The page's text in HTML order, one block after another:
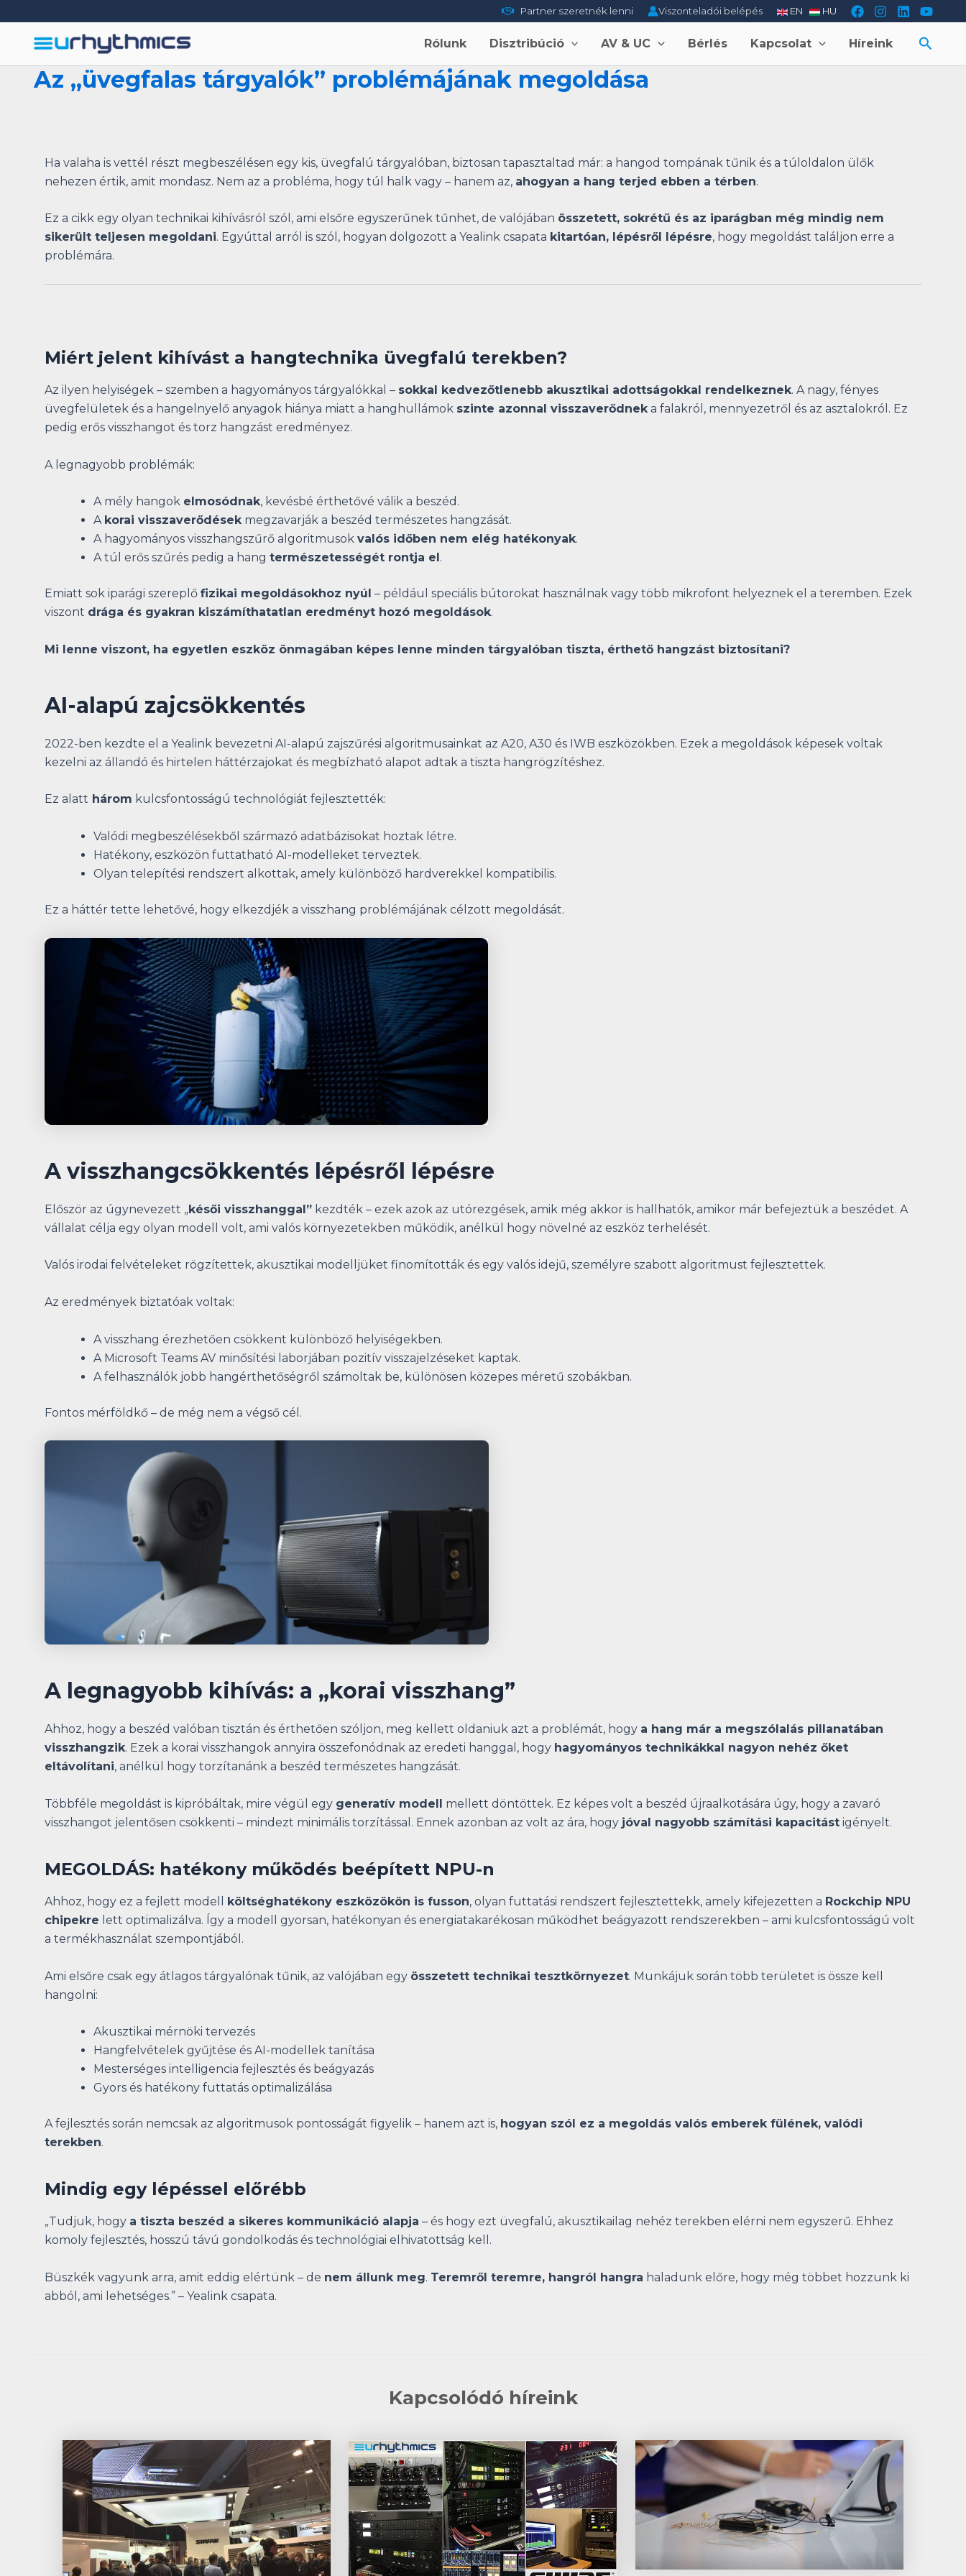
to
content
Partner szeretnék lenni Viszonteladói belépés EN HU
Rólunk Disztribúció AV & UC Bérlés Kapcsolat Híreink Search
Az „üvegfalas tárgyalók” problémájának megoldása
Ha valaha is vettél részt megbeszélésen egy kis, üvegfalú tárgyalóban, biztosan tapasztaltad már: a hangod tompának tűnik és a túloldalon ülők
nehezen értik, amit mondasz. Nem az a probléma, hogy túl halk vagy – hanem az, ahogyan a hang terjed ebben a térben.
Ez a cikk egy olyan technikai kihívásról szól, ami elsőre egyszerűnek tűnhet, de valójában összetett, sokrétű és az iparágban még mindig nem
sikerült teljesen megoldani. Egyúttal arról is szól, hogyan dolgozott a Yealink csapata kitartóan, lépésről lépésre, hogy megoldást találjon erre a
problémára.
Miért jelent kihívást a hangtechnika üvegfalú terekben?
Az ilyen helyiségek – szemben a hagyományos tárgyalókkal – sokkal kedvezőtlenebb akusztikai adottságokkal rendelkeznek. A nagy, fényes
üvegfelületek és a hangelnyelő anyagok hiánya miatt a hanghullámok szinte azonnal visszaverődneka falakról, mennyezetről és az asztalokról. Ez
pedig erős visszhangot és torz hangzást eredményez.
A legnagyobb problémák:
A mély hangok elmosódnak, kevésbé érthetővé válik a beszéd.
A korai visszaverődésekmegzavarják a beszéd természetes hangzását.
A hagyományos visszhangszűrő algoritmusok valós időben nem elég hatékonyak.
A túl erős szűrés pedig a hang természetességét rontja el .
Emiatt sok iparági szereplő fizikai megoldásokhoz nyúl – például speciális bútorokat használnak vagy több mikrofont helyeznek el a teremben. Ezek
viszont drága és gyakran kiszámíthatatlan eredményt hozó megoldások.
Mi lenne viszont, ha egyetlen eszköz önmagában képes lenne minden tárgyalóban tiszta, érthető hangzást biztosítani?
AI-alapú zajcsökkentés
2022-ben kezdte el a Yealink bevezetni AI-alapú zajszűrési algoritmusainkat az A20, A30 és IWB eszközökben. Ezek a megoldások képesek voltak
kezelni az állandó és hirtelen háttérzajokat és megbízható alapot adtak a tiszta hangrögzítéshez.
Ez alatt három kulcsfontosságú technológiát fejlesztették:
Valódi megbeszélésekből származó adatbázisokat hoztak létre.
Hatékony, eszközön futtatható AI-modelleket terveztek.
Olyan telepítési rendszert alkottak, amely különböző hardverekkel kompatibilis.
Ez a háttér tette lehetővé, hogy elkezdjék a visszhang problémájának célzott megoldását.
A visszhangcsökkentés lépésről lépésre
Először az úgynevezett „késői visszhanggal”kezdték – ezek azok az utórezgések, amik még akkor is hallhatók, amikor már befejeztük a beszédet. A
vállalat célja egy olyan modell volt, ami valós környezetekben működik, anélkül hogy növelné az eszköz terhelését.
Valós irodai felvételeket rögzítettek, akusztikai modelljüket finomították és egy valós idejű, személyre szabott algoritmust fejlesztettek.
Az eredmények biztatóak voltak:
A visszhang érezhetően csökkent különböző helyiségekben.
A Microsoft Teams AV minősítési laborjában pozitív visszajelzéseket kaptak.
A felhasználók jobb hangérthetőségről számoltak be, különösen közepes méretű szobákban.
Fontos mérföldkő – de még nem a végső cél.
A legnagyobb kihívás: a „korai visszhang”
Ahhoz, hogy a beszéd valóban tisztán és érthetően szóljon, meg kellett oldaniuk azt a problémát, hogy a hang már a megszólalás pillanatában
visszhangzik. Ezek a korai visszhangok annyira összefonódnak az eredeti hanggal, hogy hagyományos technikákkal nagyon nehéz őket
eltávolítani, anélkül hogy torzítanánk a beszéd természetes hangzását.
Többféle megoldást is kipróbáltak, mire végül egy generatív modell mellett döntöttek. Ez képes volt a beszéd újraalkotására úgy, hogy a zavaró
visszhangot jelentősen csökkenti – mindezt minimális torzítással. Ennek azonban az volt az ára, hogy jóval nagyobb számítási kapacitástigényelt.
MEGOLDÁS: hatékony működés beépített NPU-n
Ahhoz, hogy ez a fejlett modell költséghatékony eszközökön is fusson, olyan futtatási rendszert fejlesztettekk, amely kifejezetten a Rockchip NPU
chipekre lett optimalizálva. Így a modell gyorsan, hatékonyan és energiatakarékosan működhet beágyazott rendszerekben – ami kulcsfontosságú volt
a termékhasználat szempontjából.
Ami elsőre csak egy átlagos tárgyalónak tűnik, az valójában egy összetett technikai tesztkörnyezet. Munkájuk során több területet is össze kell
hangolni:
Akusztikai mérnöki tervezés
Hangfelvételek gyűjtése és AI-modellek tanítása
Mesterséges intelligencia fejlesztés és beágyazás
Gyors és hatékony futtatás optimalizálása
A fejlesztés során nemcsak az algoritmusok pontosságát figyelik – hanem azt is, hogyan szól ez a megoldás valós emberek fülének, valódi
terekben.
Mindig egy lépéssel előrébb
„Tudjuk, hogy a tiszta beszéd a sikeres kommunikáció alapja – és hogy ezt üvegfalú, akusztikailag nehéz terekben elérni nem egyszerű. Ehhez
komoly fejlesztés, hosszú távú gondolkodás és technológiai elhivatottság kell.
Büszkék vagyunk arra, amit eddig elértünk – de nem állunk meg. Teremről teremre, hangról hangra haladunk előre, hogy még többet hozzunk ki
abból, ami lehetséges.” – Yealink csapata.
Kapcsolódó híreink